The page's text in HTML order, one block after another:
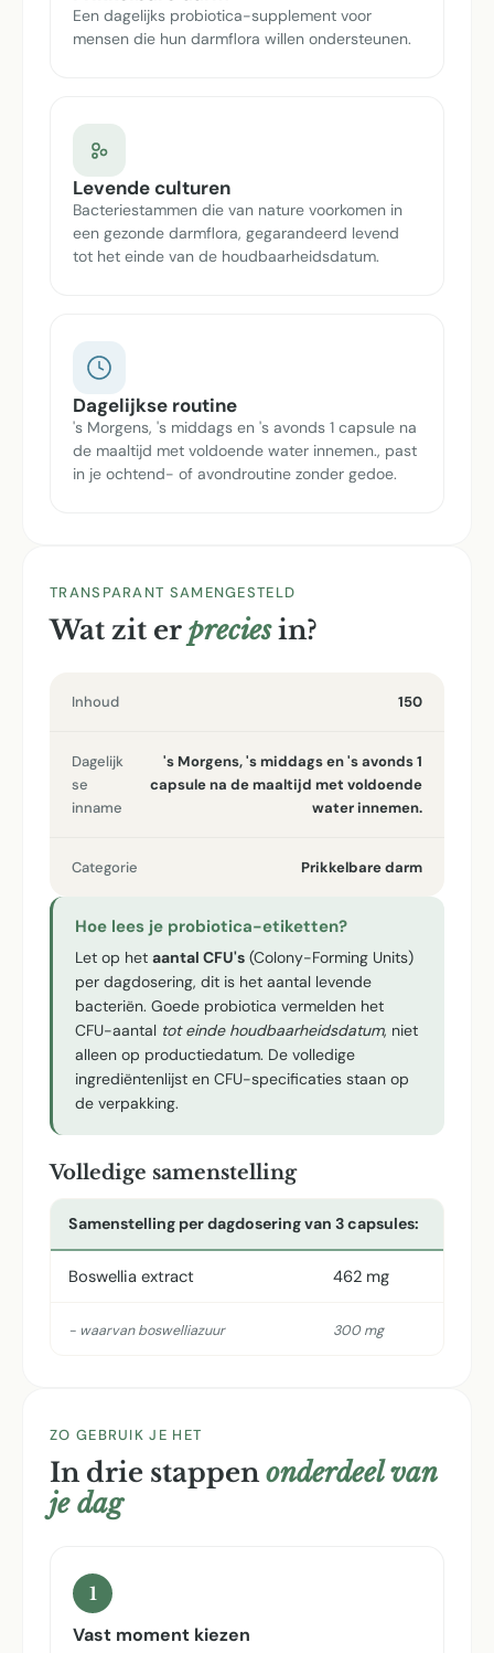
Een dagelijks probiotica-supplement voor
mensen die hun darmflora willen ondersteunen.
Levende culturen
Bacteriestammen die van nature voorkomen in
een gezonde darmflora, gegarandeerd levend
tot het einde van de houdbaarheidsdatum.
Dagelijkse routine
's Morgens, 's middags en 's avonds 1 capsule na
de maaltijd met voldoende water innemen., past
in je ochtend- of avondroutine zonder gedoe.
TRANSPARANT SAMENGESTELD
Wat zit er preciesin?
Inhoud 150
Dagelijk
se
inname
's Morgens, 's middags en 's avonds 1
capsule na de maaltijd met voldoende
water innemen.
Categorie Prikkelbare darm
Hoe lees je probiotica-etiketten?
Let op het aantal CFU's (Colony-Forming Units)
per dagdosering, dit is het aantal levende
bacteriën. Goede probiotica vermelden het
CFU-aantal tot einde houdbaarheidsdatum, niet
alleen op productiedatum. De volledige
ingrediëntenlijst en CFU-specificaties staan op
de verpakking.
Volledige samenstelling
Samenstelling per dagdosering van 3 capsules:
Boswellia extract 462 mg
- waarvan boswelliazuur 300 mg
ZO GEBRUIK JE HET
In drie stappen onderdeel van
je dag
1
Vast moment kiezen